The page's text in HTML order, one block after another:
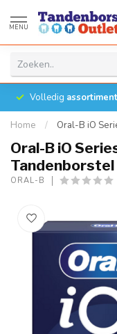
MENU
Volledig assortiment
Home / Oral-B iO
Oral-B iO
Tandenborstel
ORAL-B